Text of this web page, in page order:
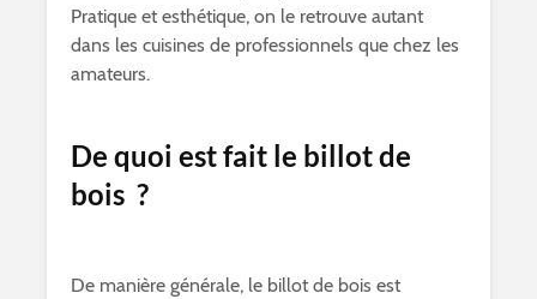
Pratique et esthétique, on le retrouve autant
dans les cuisines de professionnels que chez les
amateurs.
De quoi est fait le billot de
bois ?
De manière générale, le billot de bois est